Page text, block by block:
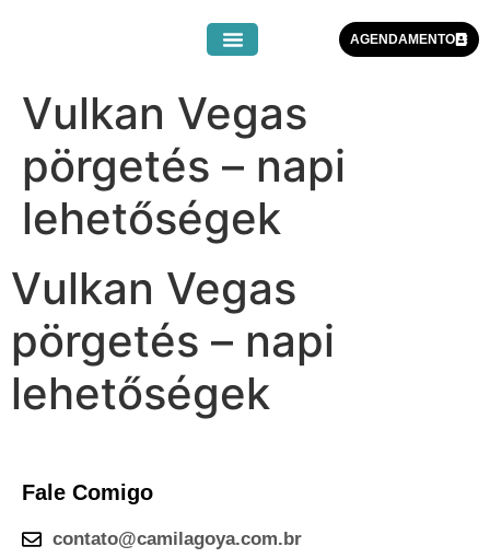
AGENDAMENTO
Vulkan Vegas
pörgetés – napi
lehetőségek
Vulkan Vegas
pörgetés – napi
lehetőségek
Fale Comigo
contato@camilagoya.com.br